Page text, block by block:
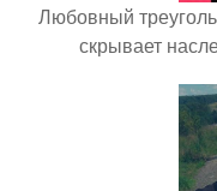
Любовный
скрывает